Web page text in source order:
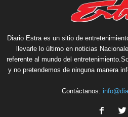
Diario Estra es un sitio de
llevarle lo último en noticias
referente al mundo del
y no pretendemos de ninguna manera
Contáctanos: